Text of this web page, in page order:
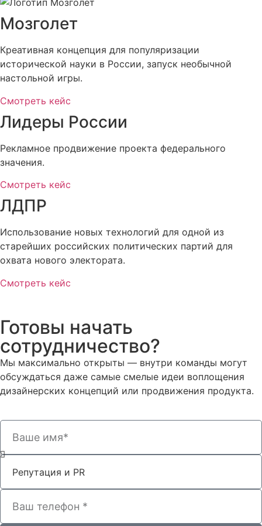
Мозголет
Креативная концепция для популяризации
исторической науки в России, запуск необычной
настольной игры.
Смотреть кейс
Лидеры России
Рекламное продвижение проекта федерального
значения.
Смотреть кейс
ЛДПР
Использование новых технологий для одной из
старейших российских политических партий для
охвата нового электората.
Смотреть кейс
Готовы начать
сотрудничество?
Мы максимально открыты — внутри команды могут
обсуждаться даже самые смелые идеи воплощения
дизайнерских концепций или продвижения продукта.